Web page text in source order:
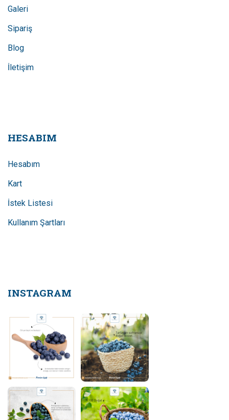
Galeri
Sipariş
Blog
İletişim
HESABIM
Hesabım
Kart
İstek Listesi
Kullanım Şartları
INSTAGRAM